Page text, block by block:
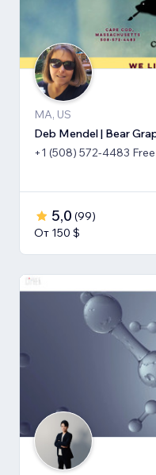
MA, US
Deb Mendel | Bear
+1
5,0 (99)
От 150 $